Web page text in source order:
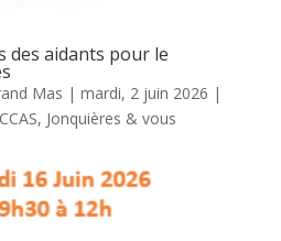
des aidants pour le
Mas | mardi, 2 juin 2026 |
, Jonquières & vous